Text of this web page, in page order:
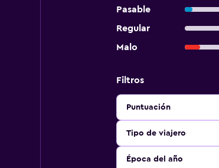
Pasable
Regular
Malo
Filtros
Puntuación
Tipo de viajero
Época del año